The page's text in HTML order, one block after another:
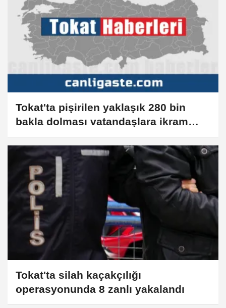
Tokat'ta pişirilen yaklaşık 280 bin
bakla dolması vatandaşlara ikram
edildi
Tokat'ta silah kaçakçılığı
operasyonunda 8 zanlı yakalandı